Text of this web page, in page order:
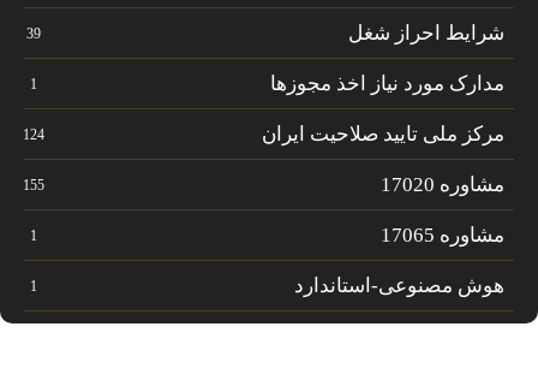
شرایط احراز شغل 39
مدارک مورد نیاز اخذ مجوزها 1
مرکز ملی تایید صلاحیت ایران 124
مشاوره 17020 155
مشاوره 17065 1
هوش مصنوعی-استاندارد 1